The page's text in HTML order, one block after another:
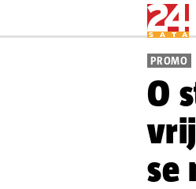
PROMO
O
se